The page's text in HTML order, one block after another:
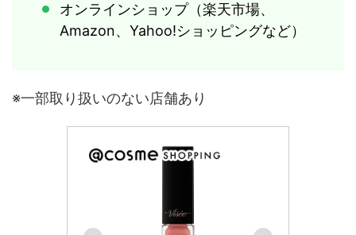
オンラインショップ（楽天市場、
Amazon、Yahoo!ショッピングなど）
※一部取り扱いのない店舗あり